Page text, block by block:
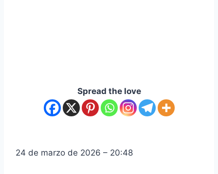
Spread the love
24 de marzo de 2026 – 20:48